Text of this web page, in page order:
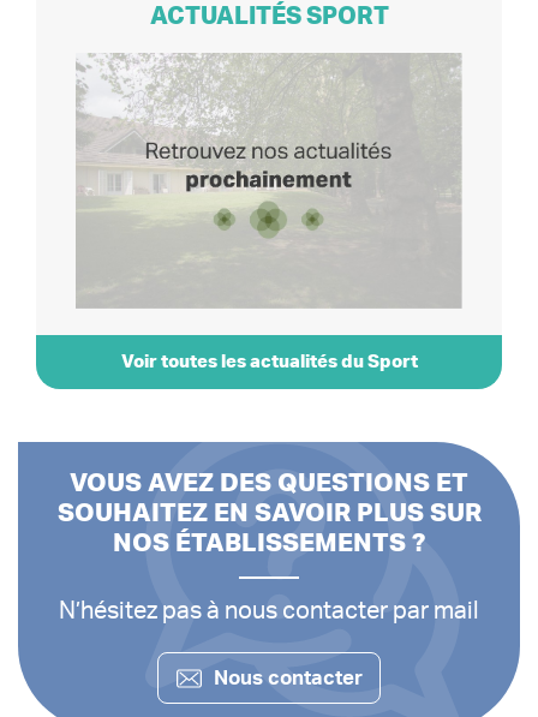
ACTUALITÉS SPORT
Voir toutes les actualités du Sport
VOUS AVEZ DES QUESTIONS ET
SOUHAITEZ EN SAVOIR PLUS SUR
NOS ÉTABLISSEMENTS ?
N’hésitez pas à nous contacter par mail
Nous contacter